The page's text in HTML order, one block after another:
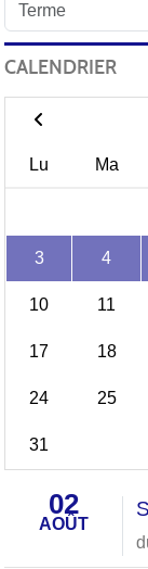
CALENDRIER
Lu Ma
3 4
10 11
17 18
24 25
31
02
AOÛT